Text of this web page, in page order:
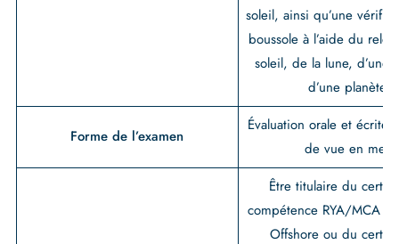
soleil, ainsi qu’une
boussole à l’aide du
soleil, de la lune, d’une
d’une planète.
Forme de l’examen
Évaluation orale et écrite
de vue en mer.
Être titulaire du
compétence RYA/MCA
Offshore ou du